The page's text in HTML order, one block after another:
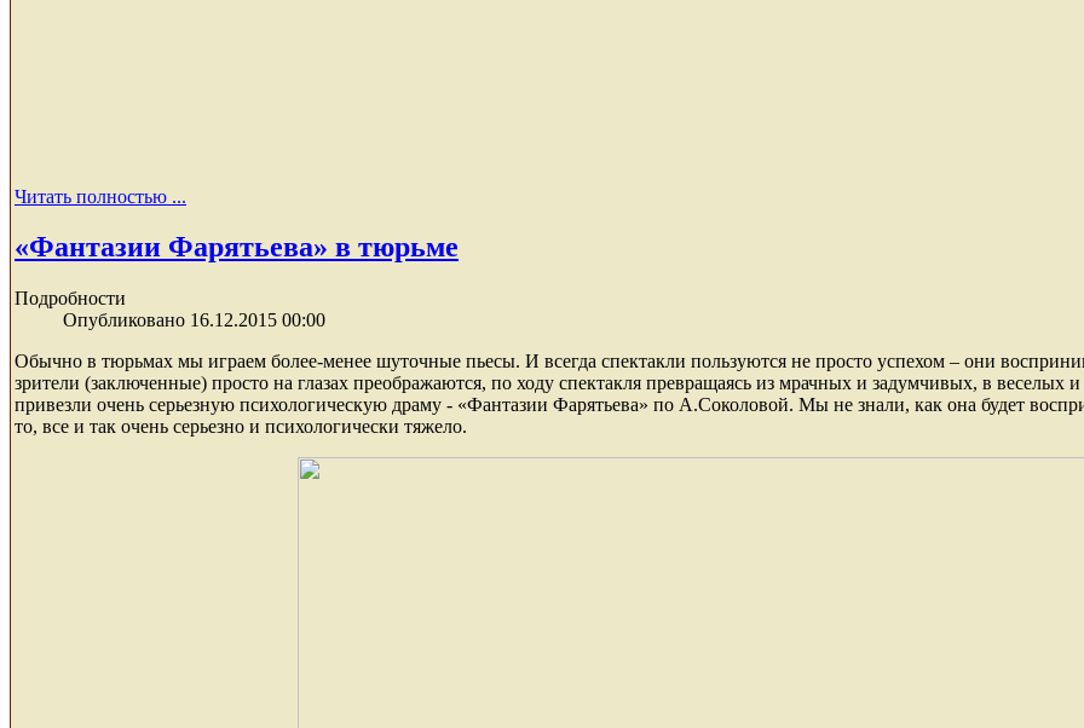
Читать полностью ...
«Фантазии Фарятьева» в тюрьме
Подробности
Опубликовано 16.12.2015 00:00
Обычно в тюрьмах мы играем более-менее шуточные пьесы. И всегда спектакли пользуются не просто успехом – они
зрители (заключенные) просто на глазах преображаются, по ходу спектакля превращаясь из мрачных и задумчивых, в веселых
привезли очень серьезную психологическую драму - «Фантазии Фарятьева» по А.Соколовой. Мы не знали, как она будет
то, все и так очень серьезно и психологически тяжело.